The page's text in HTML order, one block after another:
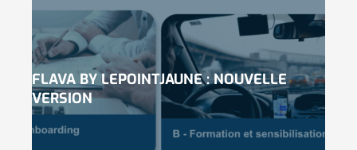
FLAVA BY LEPOINTJAUNE : NOUVELLE
VERSION